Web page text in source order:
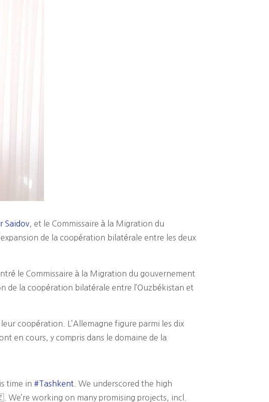
Saidov , et le Commissaire à la Migration du
de la coopération bilatérale entre les deux
le Commissaire à la Migration du gouvernement
de la coopération bilatérale entre l’Ouzbékistan et
coopération. L’Allemagne figure parmi les dix
en cours, y compris dans le domaine de la
time in#Tashkent . We underscored the high
working on many promising projects, incl.